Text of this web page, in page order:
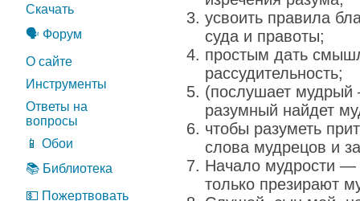
Скачать
🗣️ Форум
О сайте
Инструменты
Ответы на
вопросы
📱 Обои
📚 Библиотека
💵 Пожертвовать
усвоить правила
суда и правоты;
простым дать
рассудительность;
(послушает
разумный найдет
чтобы разуметь
слова мудрецов и
Начало мудрости —
только презирают